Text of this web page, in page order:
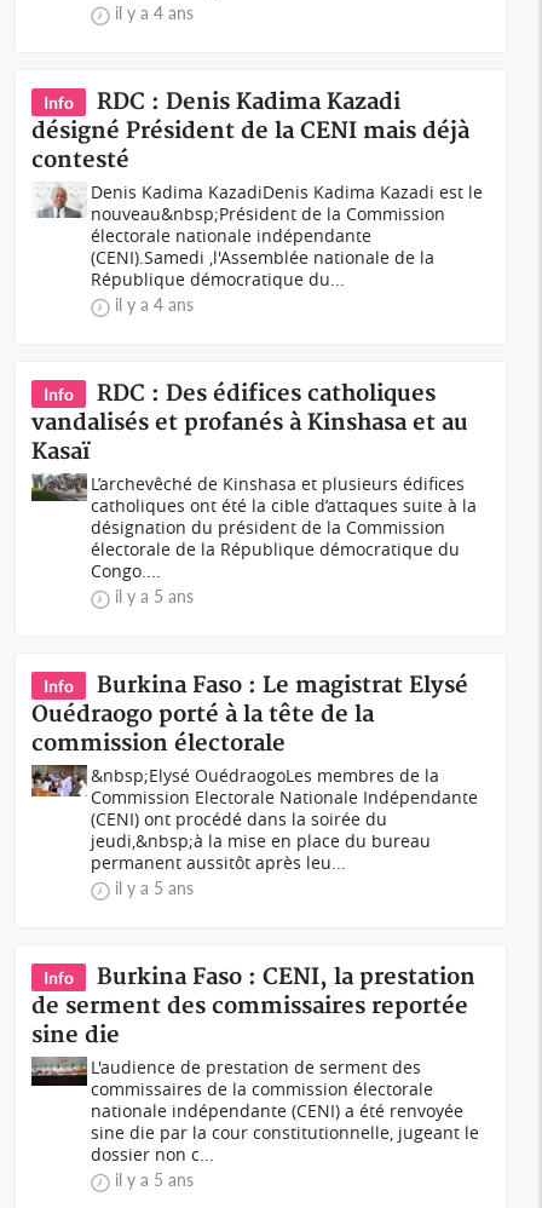
il y a 4 ans
Info
RDC : Denis Kadima Kazadi
désigné Président de la CENI mais déjà
contesté
Denis Kadima KazadiDenis Kadima Kazadi est le
nouveau&nbsp;Président de la Commission
électorale nationale indépendante
(CENI).Samedi ,l'Assemblée nationale de la
République démocratique du...
il y a 4 ans
Info
RDC : Des édifices catholiques
vandalisés et profanés à Kinshasa et au
Kasaï
L’archevêché de Kinshasa et plusieurs édifices
catholiques ont été la cible d’attaques suite à la
désignation du président de la Commission
électorale de la République démocratique du
Congo....
il y a 5 ans
Info
Burkina Faso : Le magistrat Elysé
Ouédraogo porté à la tête de la
commission électorale
&nbsp;Elysé OuédraogoLes membres de la
Commission Electorale Nationale Indépendante
(CENI) ont procédé dans la soirée du
jeudi,&nbsp;à la mise en place du bureau
permanent aussitôt après leu...
il y a 5 ans
Info
Burkina Faso : CENI, la prestation
de serment des commissaires reportée
sine die
L'audience de prestation de serment des
commissaires de la commission électorale
nationale indépendante (CENI) a été renvoyée
sine die par la cour constitutionnelle, jugeant le
dossier non c...
il y a 5 ans